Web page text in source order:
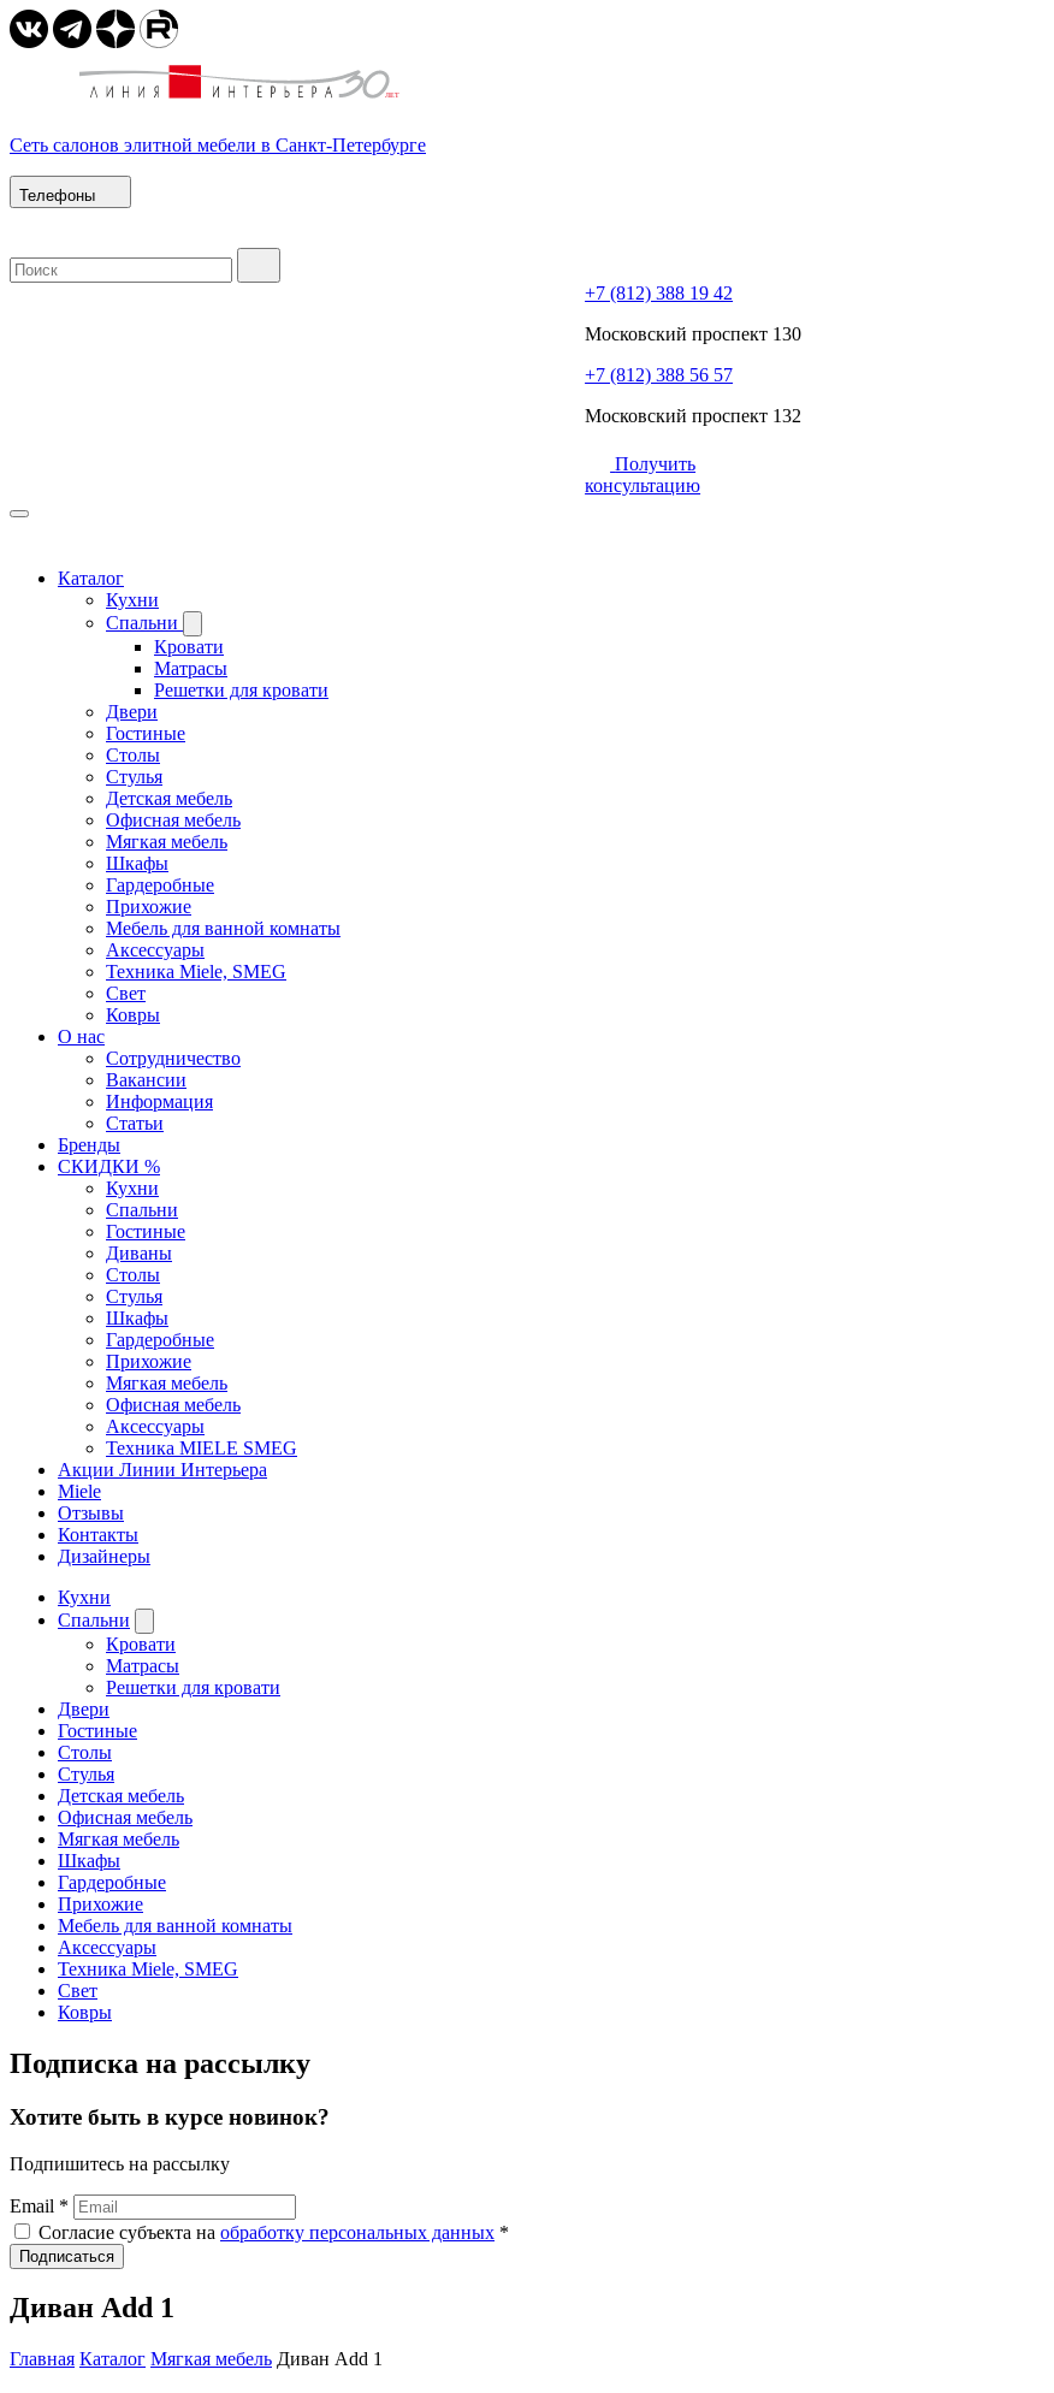
Сеть салонов элитной мебели в Санкт-Петербурге
Телефоны
+7 (812) 388 19 42
Московский проспект 130
+7 (812) 388 56 57
Московский проспект 132
Получить
консультацию
Каталог
Кухни
Спальни
Кровати
Матрасы
Решетки для кровати
Двери
Гостиные
Столы
Стулья
Детская мебель
Офисная мебель
Мягкая мебель
Шкафы
Гардеробные
Прихожие
Мебель для ванной комнаты
Аксессуары
Техника Miele, SMEG
Свет
Ковры
О нас
Сотрудничество
Вакансии
Информация
Статьи
Бренды
СКИДКИ %
Кухни
Спальни
Гостиные
Диваны
Столы
Стулья
Шкафы
Гардеробные
Прихожие
Мягкая мебель
Офисная мебель
Аксессуары
Техника MIELE SMEG
Акции Линии Интерьера
Miele
Отзывы
Контакты
Дизайнеры
Кухни
Спальни
Кровати
Матрасы
Решетки для кровати
Двери
Гостиные
Столы
Стулья
Детская мебель
Офисная мебель
Мягкая мебель
Шкафы
Гардеробные
Прихожие
Мебель для ванной комнаты
Аксессуары
Техника Miele, SMEG
Свет
Ковры
Подписка на рассылку
Хотите быть в курсе новинок?
Подпишитесь на рассылку
Email *
Согласие субъекта на обработку персональных данных *
Подписаться
Диван Add 1
Главная Каталог Мягкая мебель Диван Add 1